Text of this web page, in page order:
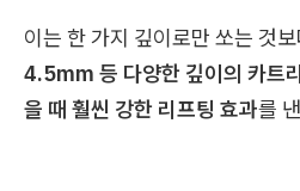
이는 한 가지 깊이로만 쏘는 것
4.5mm 등 다양한 깊이의 카트
을 때 훨씬 강한 리프팅 효과​를